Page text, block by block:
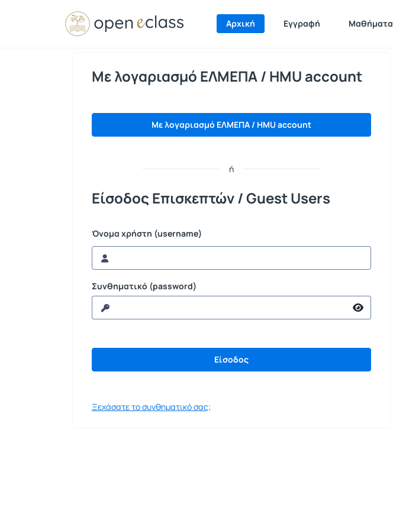
Αρχική Εγγραφή Μαθήματα
Σύνδεση
Με λογαριασμό ΕΛΜΕΠΑ / HMU account
Με λογαριασμό ΕΛΜΕΠΑ / HMU account
ή
Είσοδος Επισκεπτών / Guest Users
Όνομα χρήστη (username)
Συνθηματικό (password)
Ξεχάσατε το συνθηματικό σας;